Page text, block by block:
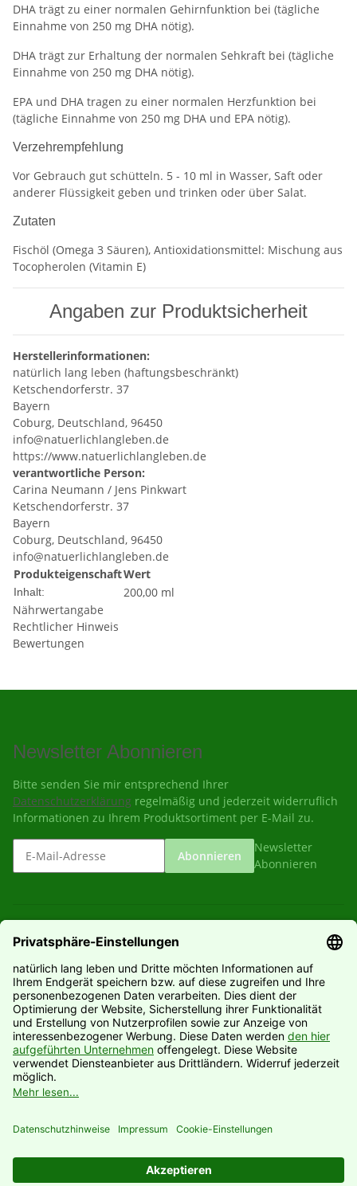
DHA trägt zu einer normalen Gehirnfunktion bei (tägliche
Einnahme von 250 mg DHA nötig).
DHA trägt zur Erhaltung der normalen Sehkraft bei (tägliche
Einnahme von 250 mg DHA nötig).
EPA und DHA tragen zu einer normalen Herzfunktion bei
(tägliche Einnahme von 250 mg DHA und EPA nötig).
Verzehrempfehlung
Vor Gebrauch gut schütteln. 5 - 10 ml in Wasser, Saft oder
anderer Flüssigkeit geben und trinken oder über Salat.
Zutaten
Fischöl (Omega 3 Säuren), Antioxidationsmittel: Mischung aus
Tocopherolen (Vitamin E)
Angaben zur Produktsicherheit
Herstellerinformationen:
natürlich lang leben (haftungsbeschränkt)
Ketschendorferstr. 37
Bayern
Coburg, Deutschland, 96450
info@natuerlichlangleben.de
https://www.natuerlichlangleben.de
verantwortliche Person:
Carina Neumann / Jens Pinkwart
Ketschendorferstr. 37
Bayern
Coburg, Deutschland, 96450
info@natuerlichlangleben.de
ProdukteigenschaftWert
Inhalt:
200,00 ml
Nährwertangabe
Rechtlicher Hinweis
Bewertungen
Newsletter Abonnieren
Bitte senden Sie mir entsprechend Ihrer
Datenschutzerklärung regelmäßig und jederzeit widerruflich
Informationen zu Ihrem Produktsortiment per E-Mail zu.
Abonnieren
Newsletter
Abonnieren
Informationen
Hersteller
Vertrag widerrufen